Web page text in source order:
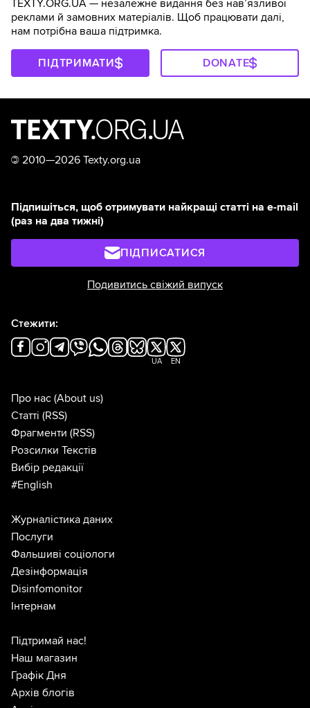
TEXTY.ORG.UA — незалежне видання без навʼязливої
реклами й замовних матеріалів. Щоб працювати далі,
нам потрібна ваша підтримка.
ПІДТРИМАТИ DONATE
© 2010—2026 Texty.org.ua
Підпишіться, щоб отримувати найкращі статті на e-mail
(раз на два тижні)
ПІДПИСАТИСЯ
Подивитись свіжий випуск
Стежити:
UA EN
Про нас (About us)
Статті (RSS)
Фрагменти (RSS)
Розсилки Текстів
Вибір редакції
#English
Журналістика даних
Послуги
Фальшиві соціологи
Дезінформація
Disinfomonitor
Інтернам
Підтримай нас!
Наш магазин
Графік Дня
Архів блогів